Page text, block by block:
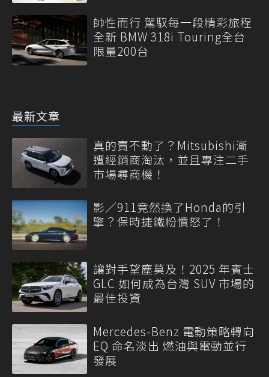
帥性而行 駕馭每一段精彩旅程
全新 BMW 318i Touring全台
限量200台
最新文章
真的賣不動了？Mitsubishi漸
遭經銷商淘汰，並且專注二手
市場尋商機！
影／911竟然換了Honda的引
擎？保時捷鐵粉憤怒了！
讓對手望塵莫及！2025 年賓士
GLC 如何成為台灣 SUV 市場的
最佳投資
Mercedes-Benz 電動策略轉向
EQ 命名淡出 燃油與電動並行
發展